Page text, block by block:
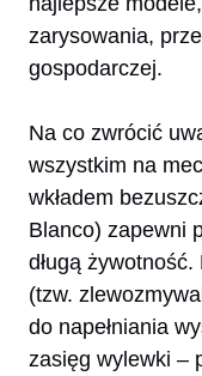
zarysowania,
gospodarczej.
Na co zwrócić
wszystkim na
wkładem
Blanco) zapewni
długą
(tzw.
do napełniania
zasięg wylewki –